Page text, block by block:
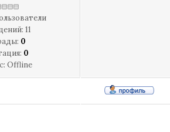
11
0
0
Offline